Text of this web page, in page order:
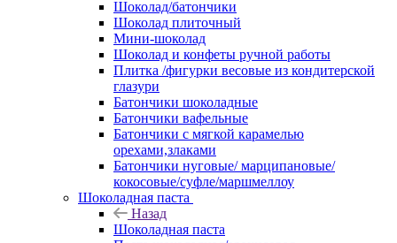
Шоколад/батончики
Шоколад плиточный
Мини-шоколад
Шоколад и конфеты ручной работы
Плитка /фигурки весовые из кондитерской
глазури
Батончики шоколадные
Батончики вафельные
Батончики с мягкой карамелью
орехами,злаками
Батончики нуговые/ марципановые/
кокосовые/суфле/маршмеллоу
Шоколадная паста
Назад
Шоколадная паста